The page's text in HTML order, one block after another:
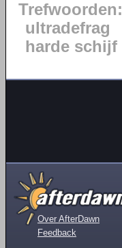
Trefwoorden:
ultradefrag
harde schijf
Over AfterDawn
Feedback